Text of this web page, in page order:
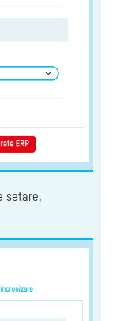
setare,